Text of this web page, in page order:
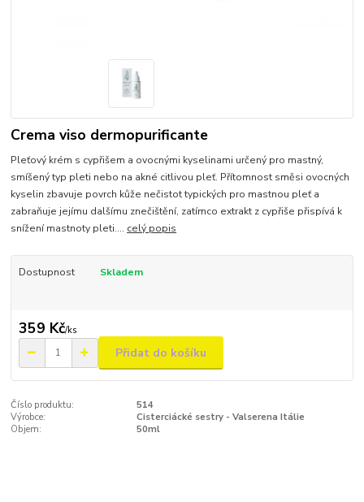
Crema viso dermopurificante
Pleťový krém s cypřišem a ovocnými kyselinami určený pro mastný,
smíšený typ pleti nebo na akné citlivou pleť. Přítomnost směsi ovocných
kyselin zbavuje povrch kůže nečistot typických pro mastnou pleť a
zabraňuje jejímu dalšímu znečištění, zatímco extrakt z cypřiše přispívá k
snížení mastnoty pleti.... celý popis
Dostupnost Skladem
359 Kč/ks
Přidat do košíku
Číslo produktu:
514
Výrobce:
Cisterciácké sestry - Valserena Itálie
Objem:
50ml